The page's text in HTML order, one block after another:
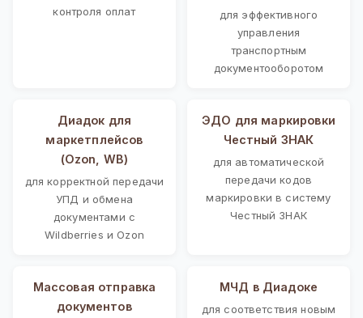
контроля оплат
для эффективного
управления
транспортным
документооборотом
Диадок для
маркетплейсов
(Ozon, WB)
для корректной передачи
УПД и обмена
документами с
Wildberries и Ozon
ЭДО для маркировки
Честный ЗНАК
для автоматической
передачи кодов
маркировки в систему
Честный ЗНАК
Массовая отправка
документов
МЧД в Диадоке
для соответствия новым